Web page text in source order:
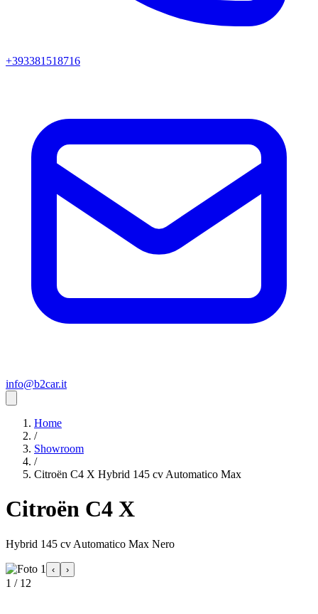
+393381518716
info@b2car.it
Home
/
Showroom
/
Citroën C4 X Hybrid 145 cv Automatico Max
Citroën C4 X
Hybrid 145 cv Automatico Max Nero
‹ ›
1 / 12